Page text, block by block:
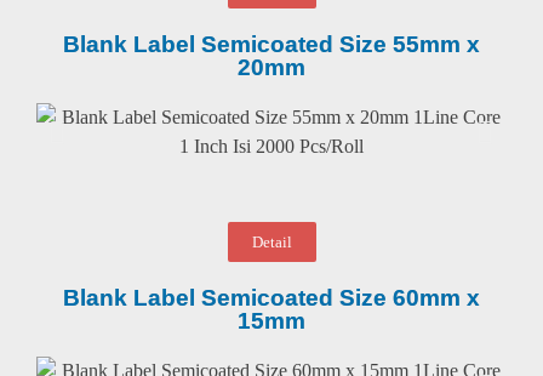
Blank Label Semicoated Size 55mm x
20mm
Detail
Blank Label Semicoated Size 60mm x
15mm